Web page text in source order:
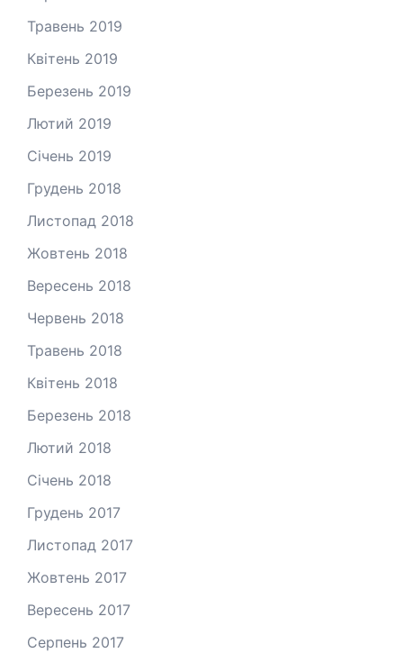
Травень 2019
Квітень 2019
Березень 2019
Лютий 2019
Січень 2019
Грудень 2018
Листопад 2018
Жовтень 2018
Вересень 2018
Червень 2018
Травень 2018
Квітень 2018
Березень 2018
Лютий 2018
Січень 2018
Грудень 2017
Листопад 2017
Жовтень 2017
Вересень 2017
Серпень 2017